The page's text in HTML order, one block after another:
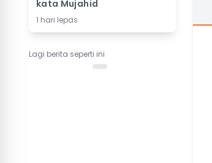
kata Mujahid
1 hari lepas
Lagi berita seperti ini